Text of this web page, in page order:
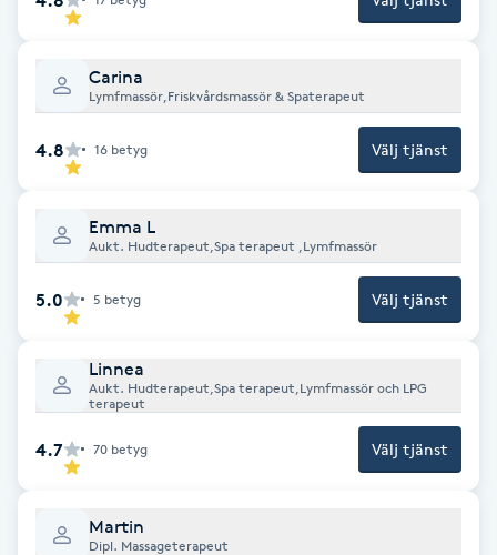
Fotsvamp
Fotvård
Fransar
Fransfärgning
Fransförlängning
Fransförlängning Megavolym
Fransförlängning Volym
Fransk manikyr
Carina
Lymfmassör,Friskvårdsmassör & Spaterapeut
4.8 16 betyg Välj tjänst
Emma L
Aukt. Hudterapeut,Spa terapeut ,Lymfmassör
5.0 5 betyg Välj tjänst
Linnea
Aukt. Hudterapeut,Spa terapeut,Lymfmassör och LPG
terapeut
4.7 70 betyg Välj tjänst
Martin
Dipl. Massageterapeut